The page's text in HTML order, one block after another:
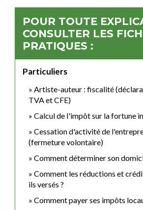
POUR TOUTE
CONSULTER LES
PRATIQUES :
Particuliers
Artiste-auteur : fiscalité
TVA et CFE)
Calcul de l'impôt sur la fortune
Cessation d'activité de
(fermeture volontaire)
Comment déterminer son
Comment les réductions et
ils versés ?
Comment payer ses impôts